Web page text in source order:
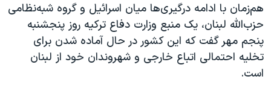
تریبونال مردمی آبان ۹۸
دادگاه حمید نوری
چهل سال گروگان‌گیری
هم‌زمان با ادامه درگیری‌ها میان اسرائیل و گروه شبه‌نظامی
حزب‌الله لبنان، یک منبع وزارت دفاع ترکیه روز پنجشنبه
پنجم مهر گفت که این کشور در حال آماده شدن برای
تخلیه احتمالی اتباع خارجی و شهروندان خود از لبنان
است.